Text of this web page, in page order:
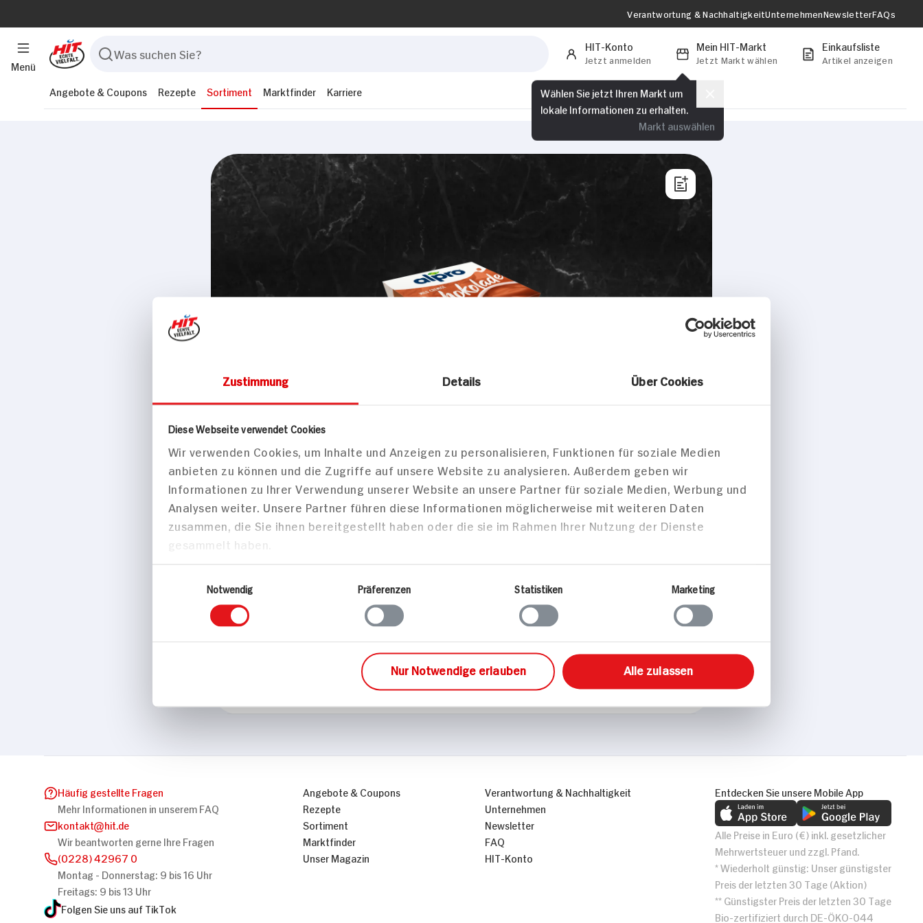
Zustimmung Details Über Cookies
Diese Webseite verwendet Cookies
Wir verwenden Cookies, um Inhalte und Anzeigen zu personalisieren, Funktionen für soziale Medien
anbieten zu können und die Zugriffe auf unsere Website zu analysieren. Außerdem geben wir
Informationen zu Ihrer Verwendung unserer Website an unsere Partner für soziale Medien, Werbung und
Analysen weiter. Unsere Partner führen diese Informationen möglicherweise mit weiteren Daten
zusammen, die Sie ihnen bereitgestellt haben oder die sie im Rahmen Ihrer Nutzung der Dienste
gesammelt haben.
Notwendig
Präferenzen Statistiken Marketing
Nur Notwendige erlauben Alle zulassen
Menü
Verantwortung & NachhaltigkeitUnternehmenNewsletterFAQs
HIT-Konto
Jetzt anmelden
Mein HIT-Markt
Jetzt Markt wählen
Wählen Sie jetzt Ihren Markt um
lokale Informationen zu erhalten.
Markt auswählen
Einkaufsliste
Artikel anzeigen
Angebote & Coupons Rezepte Sortiment Marktfinder Karriere
Käse, Eier & Molkerei Pflanzliche Alternativen
Alpro Soya-Dessert Schokolade mildfein
Markt finden
Bitte wählen Sie einen Markt aus,
um lokale Informationen zu sehen.
Eigenschaften
Vegan Laktosefrei Rainforest Alliance
Häufig gestellte Fragen
Mehr Informationen in unserem FAQ
kontakt
hit.de
Wir beantworten gerne Ihre Fragen
(0228) 42967 0
Montag - Donnerstag: 9 bis 16 Uhr
Freitags: 9 bis 13 Uhr
Folgen Sie uns auf TikTok
Angebote & Coupons
Rezepte
Sortiment
Marktfinder
Unser Magazin
Verantwortung & Nachhaltigkeit
Unternehmen
Newsletter
FAQ
HIT-Konto
Entdecken Sie unsere Mobile App
Alle Preise in Euro (€) inkl. gesetzlicher
Mehrwertsteuer und zzgl. Pfand.
* Wiederholt günstig: Unser günstigster
Preis der letzten 30 Tage (Aktion)
** Günstigster Preis der letzten 30 Tage
Bio-zertifiziert durch DE-ÖKO-044